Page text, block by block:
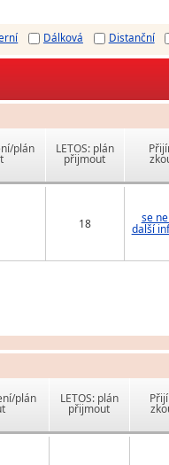
Dálková Distanční
plán LETOS: plán
přijmout
18 se
další
plán LETOS: plán
přijmout